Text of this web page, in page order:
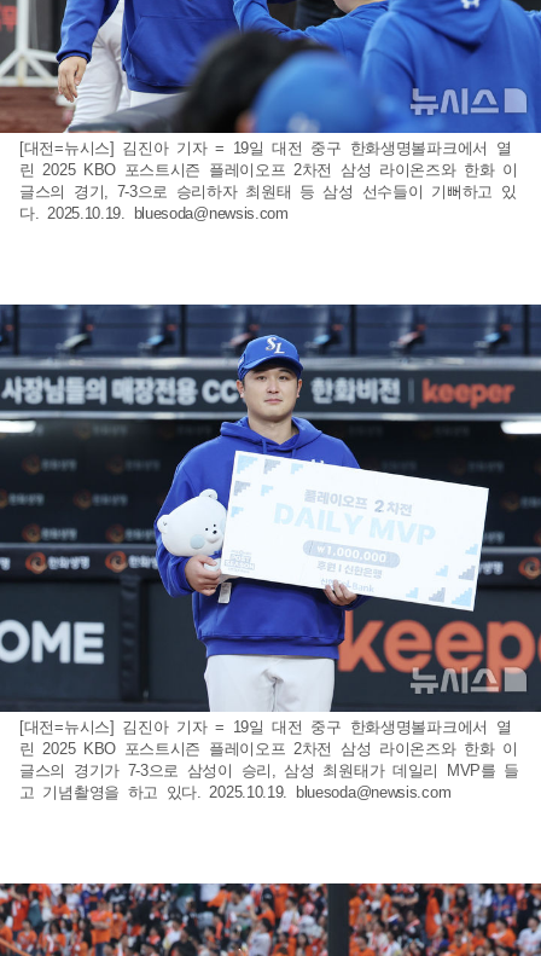
[대전=뉴시스] 김진아 기자 = 19일 대전 중구 한화생명볼파크에서 열
린 2025 KBO 포스트시즌 플레이오프 2차전 삼성 라이온즈와 한화 이
글스의 경기, 7-3으로 승리하자 최원태 등 삼성 선수들이 기뻐하고 있
다. 2025.10.19. bluesoda@newsis.com
[대전=뉴시스] 김진아 기자 = 19일 대전 중구 한화생명볼파크에서 열
린 2025 KBO 포스트시즌 플레이오프 2차전 삼성 라이온즈와 한화 이
글스의 경기가 7-3으로 삼성이 승리, 삼성 최원태가 데일리 MVP를 들
고 기념촬영을 하고 있다. 2025.10.19.
bluesoda@newsis.com